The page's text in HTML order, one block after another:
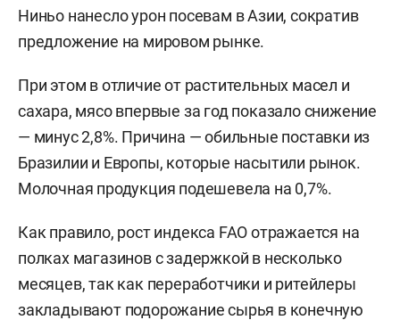
Ниньо нанесло урон посевам в Азии, сократив
предложение на мировом рынке.
При этом в отличие от растительных масел и
сахара, мясо впервые за год показало снижение
— минус 2,8%. Причина — обильные поставки из
Бразилии и Европы, которые насытили рынок.
Молочная продукция подешевела на 0,7%.
Как правило, рост индекса FAO отражается на
полках магазинов с задержкой в несколько
месяцев, так как переработчики и ритейлеры
закладывают подорожание сырья в конечную